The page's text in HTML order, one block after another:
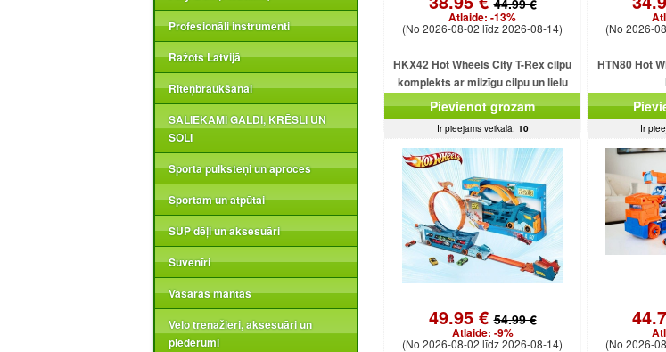
Profesionāli instrumenti
Ražots Latvijā
Riteņbraukšanai
SALIEKAMI GALDI, KRĒSLI UN
SOLI
Sporta pulksteņi un aproces
Sportam un atpūtai
SUP dēļi un aksesuāri
Suvenīri
Vasaras mantas
Velo trenažieri, aksesuāri un
piederumi
44.99 €
Atlaide: -13%
(No 2026-08-02 līdz 2026-08-14)
HKX42 Hot Wheels City T-Rex cilpu
komplekts ar milzīgu cilpu un lielu
dinozauru
Pievienot grozam
Ir pieejams veikalā: 10
(No 2026-
HTN80 Hot
Ir
49.95 €54.99 €
Atlaide: -9%
(No 2026-08-02 līdz 2026-08-14) (No 2026-